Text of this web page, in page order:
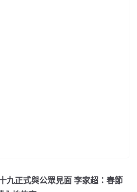
九正式與公眾見面 李家超：春節